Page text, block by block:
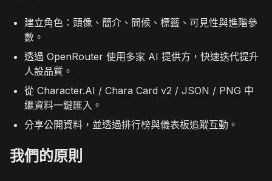
建立角色：頭像、簡介、問候、標籤、可見性與進階參
數。
透過 OpenRouter 使用多家 AI 提供方，快速迭代提升
人設品質。
從 Character.AI / Chara Card v2 / JSON / PNG 中
繼資料一鍵匯入。
分享公開資料，並透過排行榜與儀表板追蹤互動。
我們的原則